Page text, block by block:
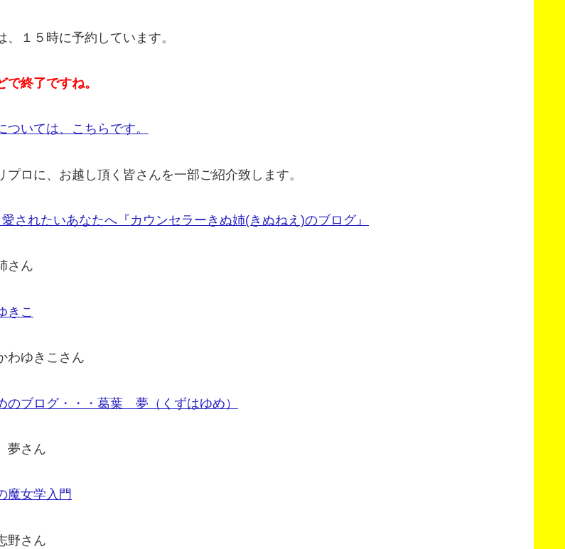
、１５時に予約しています。
で終了ですね。
ついては、こちらです。
プロに、お越し頂く皆さんを一部ご紹介致します。
されたいあなたへ『カウンセラーきぬ姉(きぬねえ)のブログ』
さん
きこ
わゆきこさん
のブログ・・・葛葉 夢（くずはゆめ）
夢さん
魔女学入門
野さん